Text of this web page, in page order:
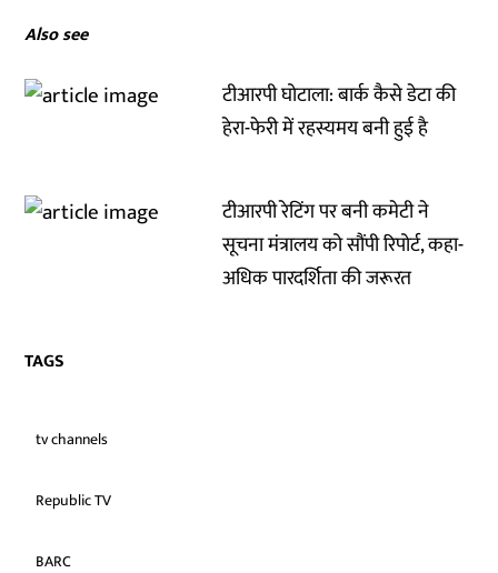
Also see
टीआरपी घोटाला: बार्क कैसे डेटा की
हेरा-फेरी में रहस्यमय बनी हुई है
टीआरपी रेटिंग पर बनी कमेटी ने
सूचना मंत्रालय को सौंपी रिपोर्ट, कहा-
अधिक पारदर्शिता की जरूरत
TAGS
tv channels
Republic TV
BARC